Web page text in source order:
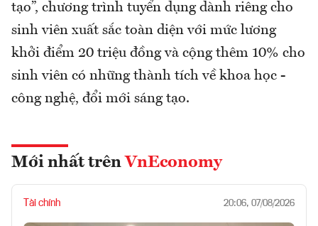
tạo”, chương trình tuyển dụng dành riêng cho
sinh viên xuất sắc toàn diện với mức lương
khởi điểm 20 triệu đồng và cộng thêm 10% cho
sinh viên có những thành tích về khoa học -
công nghệ, đổi mới sáng tạo.
Mới nhất trên VnEconomy
Tài chính 20:06, 07/08/2026